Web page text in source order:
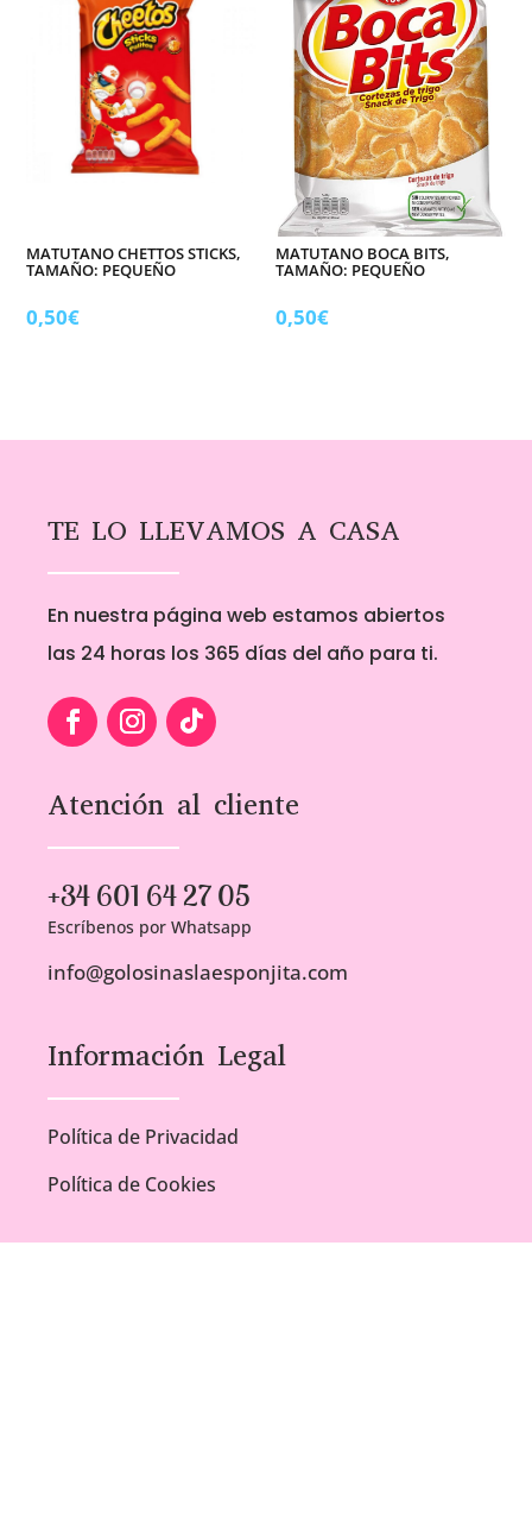
MATUTANO CHETTOS STICKS,
TAMAÑO: PEQUEÑO
0,50€
MATUTANO BOCA BITS,
TAMAÑO: PEQUEÑO
0,50€
TE LO LLEVAMOS A CASA
En nuestra página web estamos abiertos
las 24 horas los 365 días del año para ti.
Atención al cliente
+34 601 64 27 05
Escríbenos por Whatsapp
info@golosinaslaesponjita.com
Información Legal
Política de Privacidad
Política de Cookies